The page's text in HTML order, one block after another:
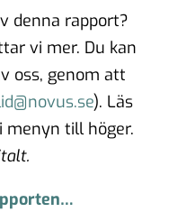
denna rapport?
vi mer. Du kan
oss, genom att
). Läs
menyn till höger.